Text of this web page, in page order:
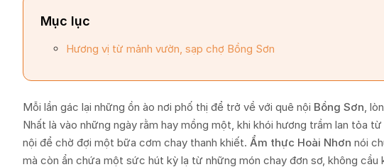
Mục lục
Hương vị từ mảnh vườn, sạp chợ Bồng Sơn
Mỗi lần gác lại những ồn ào nơi phố thị để trở về với quê nội Bồng Sơn ,
Nhất là vào những ngày rằm hay mồng một, khi khói hương trầm lan tỏa
nội để chờ đợi một bữa cơm chay thanh khiết. Ẩm thực Hoài Nhơn nói
mà còn ẩn chứa một sức hút kỳ lạ từ những món chay đơn sơ, không cầu